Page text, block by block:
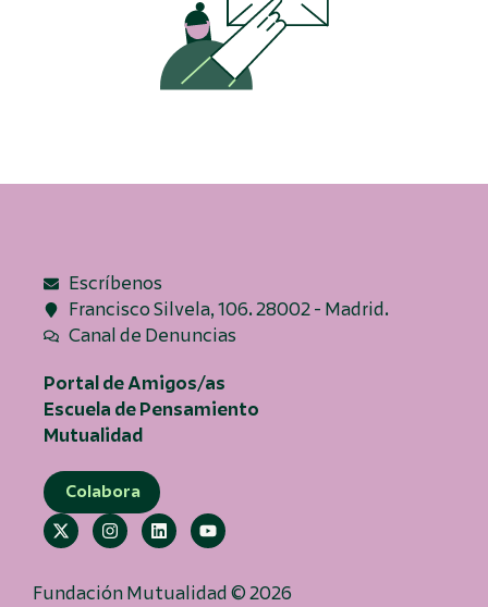
Escríbenos
Francisco Silvela, 106. 28002 - Madrid.
Canal de Denuncias
Portal de Amigos/as
Escuela de Pensamiento
Mutualidad
Colabora
Fundación Mutualidad © 2026